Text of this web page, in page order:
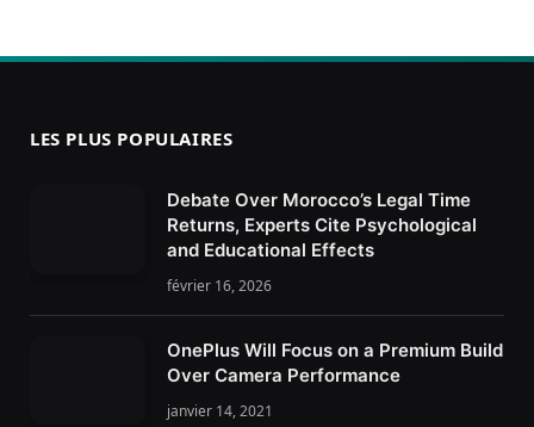
LES PLUS POPULAIRES
Debate Over Morocco’s Legal Time
Returns, Experts Cite Psychological
and Educational Effects
février 16, 2026
OnePlus Will Focus on a Premium Build
Over Camera Performance
janvier 14, 2021